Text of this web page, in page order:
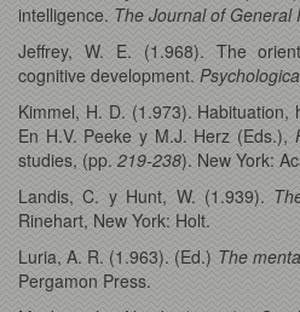
intelligence. The Journal of General
Jeffrey, W. E. (1.968). The
cognitive development.
Kimmel, H. D. (1.973). Habituation,
En H.V. Peeke y M.J. Herz (Eds.),
studies, (pp. 219-238). New York:
Landis, C. y Hunt, W. (1.939).
Rinehart, New York: Holt.
Luria, A. R. (1.963). (Ed.) The
Pergamon Press.